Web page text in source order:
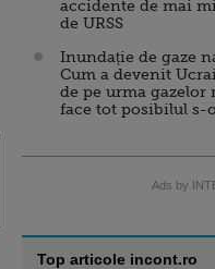
accidente de mai
de URSS
Inundație de gaze
Cum a devenit
de pe urma gazelor
face tot posibilul s-
Ads by
Top articole incont.ro